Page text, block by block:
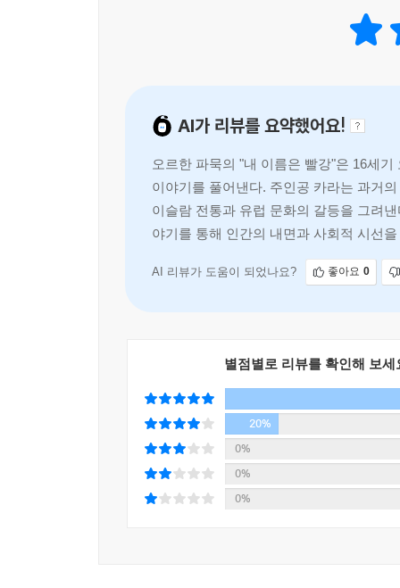
AI가 리뷰를 요약했어요!
오르한 파묵의 "내 이름은 빨강"은 16세
이야기를 풀어낸다. 주인공 카라는 과거
이슬람 전통과 유럽 문화의 갈등을 그려
야기를 통해 인간의 내면과 사회적 시선
AI 리뷰가 도움이 되었나요? 좋아요 0
별점별로 리뷰를 확인해 보세
20%
0%
0%
0%